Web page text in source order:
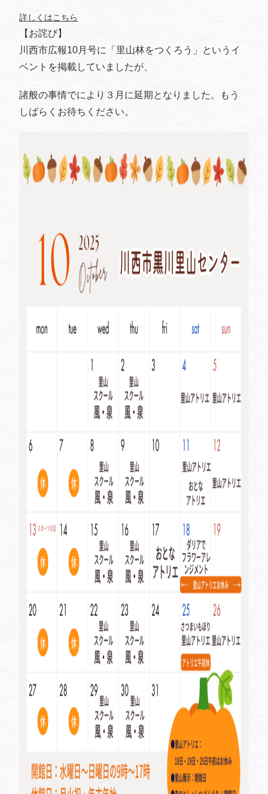
詳しくはこちら
【お詫び】
川西市広報10月号に「里山林をつくろう」というイ
ベントを掲載していましたが、
諸般の事情でにより３月に延期となりました。もう
しばらくお待ちください。